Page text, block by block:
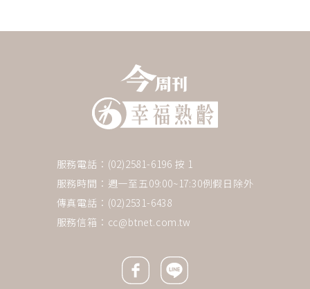
服務電話：(02)2581-6196 按 1
服務時間：週一至五09:00~17:30例假日除外
傳真電話：(02)2531-6438
服務信箱： cc@btnet.com.tw
Facebook icon
Line icon